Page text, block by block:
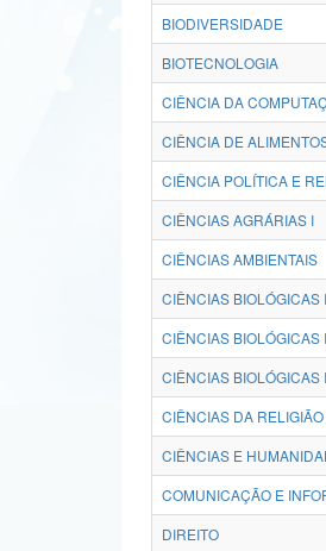
BIODIVERSIDADE
BIOTECNOLOGIA
CIÊNCIA DA
CIÊNCIA DE
CIÊNCIA POLÍTICA E
CIÊNCIAS AGRÁRIAS I
CIÊNCIAS AMBIENTAIS
CIÊNCIAS BIOLÓGICAS I
CIÊNCIAS BIOLÓGICAS
CIÊNCIAS BIOLÓGICAS
CIÊNCIAS DA
CIÊNCIAS E
COMUNICAÇÃO E
DIREITO